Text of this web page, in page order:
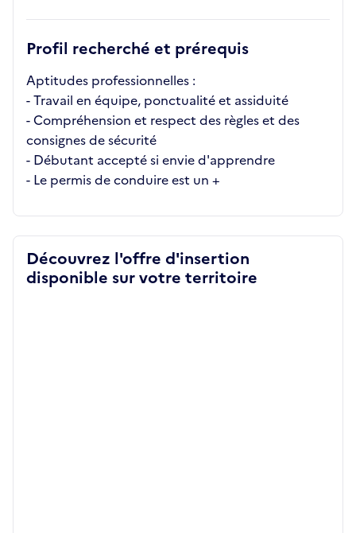
Profil recherché et prérequis
Aptitudes professionnelles :
- Travail en équipe, ponctualité et assiduité
- Compréhension et respect des règles et des
consignes de sécurité
- Débutant accepté si envie d'apprendre
- Le permis de conduire est un +
Découvrez l'offre d'insertion
disponible sur votre territoire